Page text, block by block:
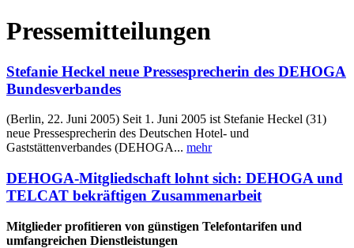
Pressemitteilungen
Stefanie Heckel neue Pressesprecherin des DEHOGA
Bundesverbandes
(Berlin, 22. Juni 2005) Seit 1. Juni 2005 ist Stefanie Heckel (31)
neue Pressesprecherin des Deutschen Hotel- und
Gaststättenverbandes (DEHOGA... mehr
DEHOGA-Mitgliedschaft lohnt sich: DEHOGA und
TELCAT bekräftigen Zusammenarbeit
Mitglieder profitieren von günstigen Telefontarifen und
umfangreichen Dienstleistungen